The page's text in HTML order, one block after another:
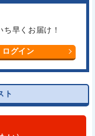
ち早くお届け！
ログイン
ト